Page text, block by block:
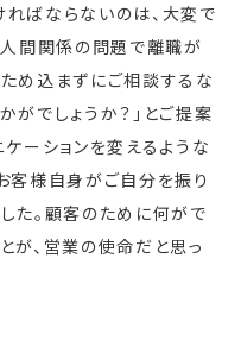
ばならないのは、大変で
人間関係の問題で離職が
め込まずにご相談するな
がでしょうか？」とご提案
ーションを変えるような
客様自身がご自分を振り
た。顧客のために何がで
が、営業の使命だと思っ